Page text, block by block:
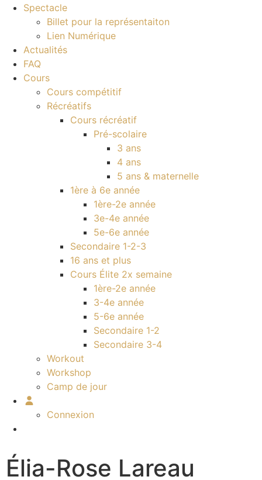
Spectacle
Billet pour la représentaiton
Lien Numérique
Actualités
FAQ
Cours
Cours compétitif
Récréatifs
Cours récréatif
Pré-scolaire
3 ans
4 ans
5 ans & maternelle
1ère à 6e année
1ère-2e année
3e-4e année
5e-6e année
Secondaire 1-2-3
16 ans et plus
Cours Élite 2x semaine
1ère-2e année
3-4e année
5-6e année
Secondaire 1-2
Secondaire 3-4
Workout
Workshop
Camp de jour
Connexion
Élia-Rose Lareau